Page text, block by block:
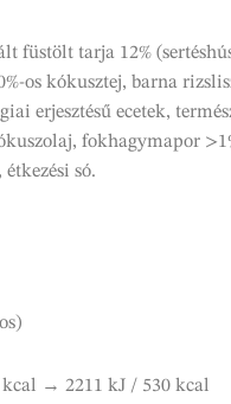
füstölt tarja 12%
os kókusztej, barna
erjesztésű ecetek,
fokhagymapor
só.
kcal → 2211 kJ / 530 kcal